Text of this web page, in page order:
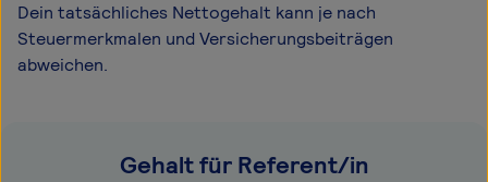
Dein tatsächliches Nettogehalt kann je nach
Steuermerkmalen und Versicherungsbeiträgen
abweichen.
Gehalt für Referent/in